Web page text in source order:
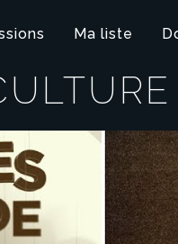
Ma liste